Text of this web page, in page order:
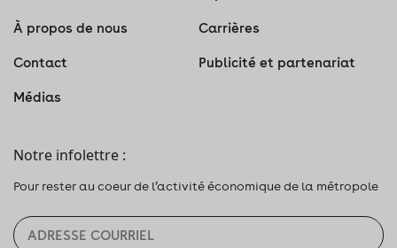
À propos de nous Carrières
Contact Publicité et partenariat
Médias
Notre infolettre :
Pour rester au coeur de l’activité économique de la métropole